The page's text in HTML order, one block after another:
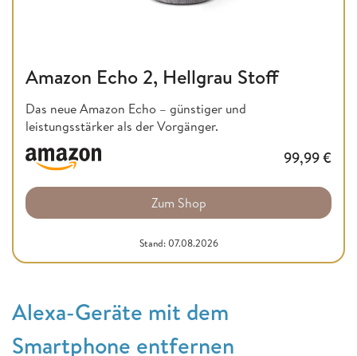
Amazon Echo 2, Hellgrau Stoff
Das neue Amazon Echo – günstiger und
leistungsstärker als der Vorgänger.
99,99€
Zum Shop
Stand: 07.08.2026
Alexa-Geräte mit dem
Smartphone entfernen